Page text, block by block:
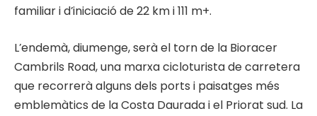
familiar i d’iniciació de 22 km i 111 m+.
L’endemà, diumenge, serà el torn de la Bioracer
Cambrils Road, una marxa cicloturista de carretera
que recorrerà alguns dels ports i paisatges més
emblemàtics de la Costa Daurada i el Priorat sud. La